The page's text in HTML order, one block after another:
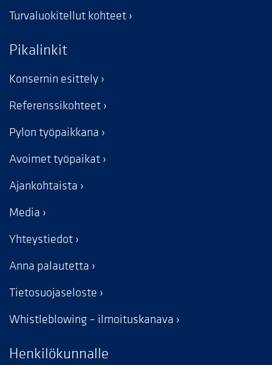
Turvaluokitellut kohteet
Pikalinkit
Konsernin esittely
Referenssikohteet
Pylon työpaikkana
Avoimet työpaikat
Ajankohtaista
Media
Yhteystiedot
Anna palautetta
Tietosuojaseloste
Whistleblowing – ilmoituskanava
Henkilökunnalle